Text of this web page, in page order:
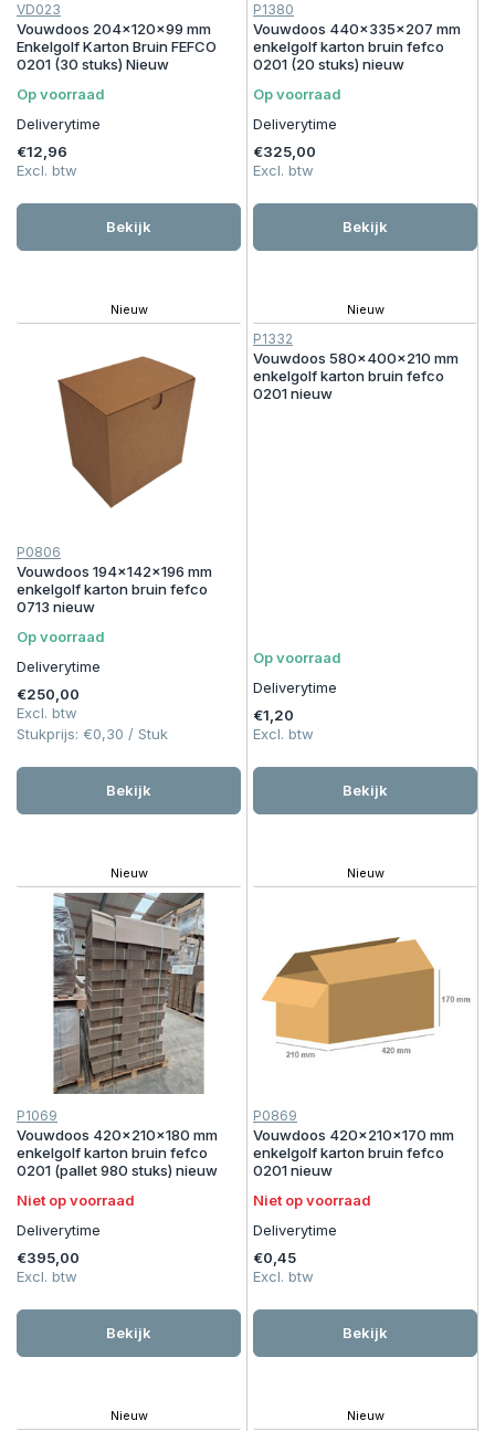
VD023
Vouwdoos 204x120x99 mm
Enkelgolf Karton Bruin FEFCO
0201 (30 stuks) Nieuw
Op voorraad
Deliverytime
€12,96
Excl. btw
Bekijk
P1380
Vouwdoos 440x335x207 mm
enkelgolf karton bruin fefco
0201 (20 stuks) nieuw
Op voorraad
Deliverytime
€325,00
Excl. btw
Bekijk
Nieuw
P0806
Vouwdoos 194x142x196 mm
enkelgolf karton bruin fefco
0713 nieuw
Op voorraad
Deliverytime
€250,00
Excl. btw
Stukprijs: €0,30 / Stuk
Bekijk
Nieuw
P1332
Vouwdoos 580x400x210 mm
enkelgolf karton bruin fefco
0201 nieuw
Op voorraad
Deliverytime
€1,20
Excl. btw
Bekijk
Nieuw
P1069
Vouwdoos 420x210x180 mm
enkelgolf karton bruin fefco
0201 (pallet 980 stuks) nieuw
Niet op voorraad
Deliverytime
€395,00
Excl. btw
Bekijk
Nieuw
P0869
Vouwdoos 420x210x170 mm
enkelgolf karton bruin fefco
0201 nieuw
Niet op voorraad
Deliverytime
€0,45
Excl. btw
Bekijk
Nieuw Nieuw